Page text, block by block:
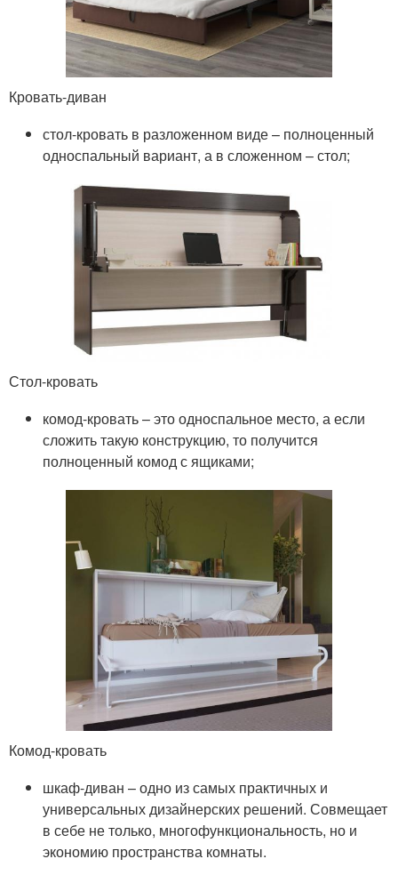
Кровать-диван
стол-кровать в разложенном виде – полноценный
односпальный вариант, а в сложенном – стол;
Стол-кровать
комод-кровать – это односпальное место, а если
сложить такую конструкцию, то получится
полноценный комод с ящиками;
Комод-кровать
шкаф-диван – одно из самых практичных и
универсальных дизайнерских решений. Совмещает
в себе не только, многофункциональность, но и
экономию пространства комнаты.